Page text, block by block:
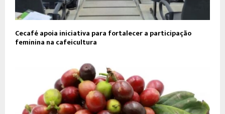
Cecafé apoia iniciativa para fortalecer a participação
feminina na cafeicultura